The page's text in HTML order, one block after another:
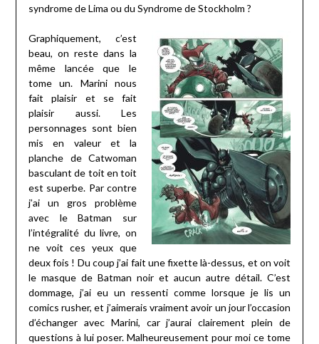
syndrome de Lima ou du Syndrome de Stockholm ?
Graphiquement, c’est
beau, on reste dans la
même lancée que le
tome un. Marini nous
fait plaisir et se fait
plaisir aussi. Les
personnages sont bien
mis en valeur et la
planche de Catwoman
basculant de toit en toit
est superbe. Par contre
j’ai un gros problème
avec le Batman sur
l’intégralité du livre, on
ne voit ces yeux que
deux fois ! Du coup j’ai fait une fixette là-dessus, et on voit
le masque de Batman noir et aucun autre détail. C’est
dommage, j’ai eu un ressenti comme lorsque je lis un
comics rusher, et j’aimerais vraiment avoir un jour l’occasion
d’échanger avec Marini, car j’aurai clairement plein de
questions à lui poser. Malheureusement pour moi ce tome